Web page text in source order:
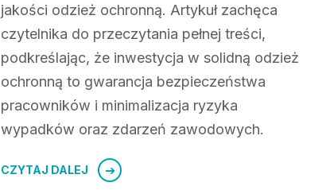
jakości odzież ochronną. Artykuł zachęca
czytelnika do przeczytania pełnej treści,
podkreślając, że inwestycja w solidną odzież
ochronną to gwarancja bezpieczeństwa
pracowników i minimalizacja ryzyka
wypadków oraz zdarzeń zawodowych.
CZYTAJ DALEJ